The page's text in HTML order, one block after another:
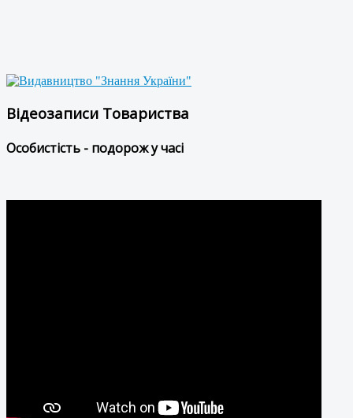
Відеозаписи Товариства
Особистість - подорож у часі